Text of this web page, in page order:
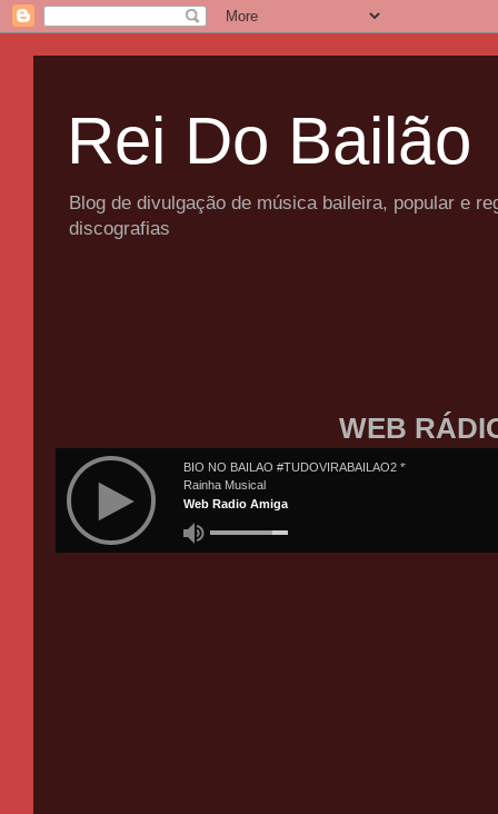
Rei Do Bailão
Blog de divulgação de música baileira, popular e
discografias
WEB